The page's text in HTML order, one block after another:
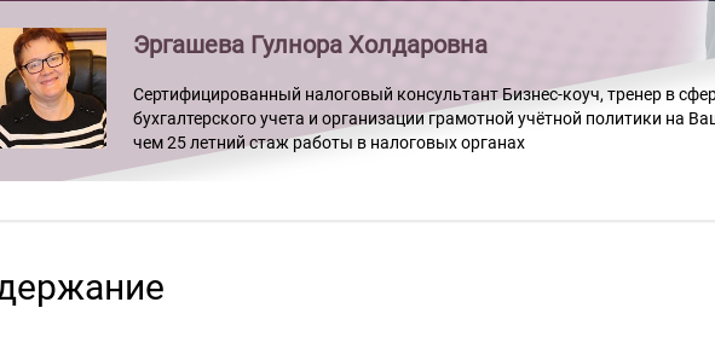
Эргашева Гулнора Холдаровна
Сертифицированный налоговый консультант Бизнес-коуч, тренер в
бухгалтерского учета и организации грамотной учётной политики на
чем 25 летний стаж работы в налоговых органах